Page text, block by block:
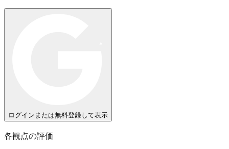
ログインまたは無料登録して表示
各観点の評価